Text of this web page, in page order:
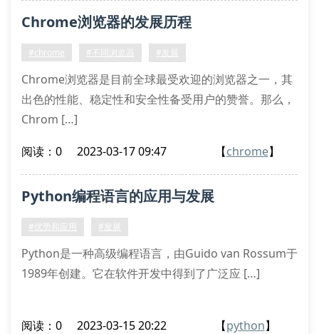
Chrome浏览器的发展历程
#chrome #不同浏览器 #发展
Chrome浏览器是目前全球最受欢迎的浏览器之一，其
出色的性能、稳定性和安全性备受用户的赞誉。那么，
Chrom […]
阅读：0 2023-03-17 09:47 【chrome】
Python编程语言的应用与发展
#优势和应用 #发展
Python是一种高级编程语言，由Guido van Rossum于
1989年创建。它在软件开发中得到了广泛应 […]
阅读：0 2023-03-15 20:22 【python】